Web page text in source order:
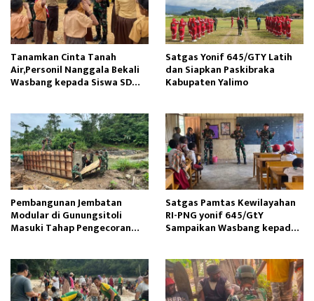
Tanamkan Cinta Tanah
Air,Personil Nanggala Bekali
Wasbang kepada Siswa SD
Satgas Yonif 645/GTY Latih
dan Siapkan Paskibraka
Kabupaten Yalimo
Pembangunan Jembatan
Modular di Gunungsitoli
Masuki Tahap Pengecoran
Satgas Pamtas Kewilayahan
RI-PNG yonif 645/GtY
Sampaikan Wasbang kepada